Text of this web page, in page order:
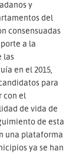
y
del
consensuadas
a la
las
en el 2015,
para
con el
de vida de
de esta
una plataforma
ya se han